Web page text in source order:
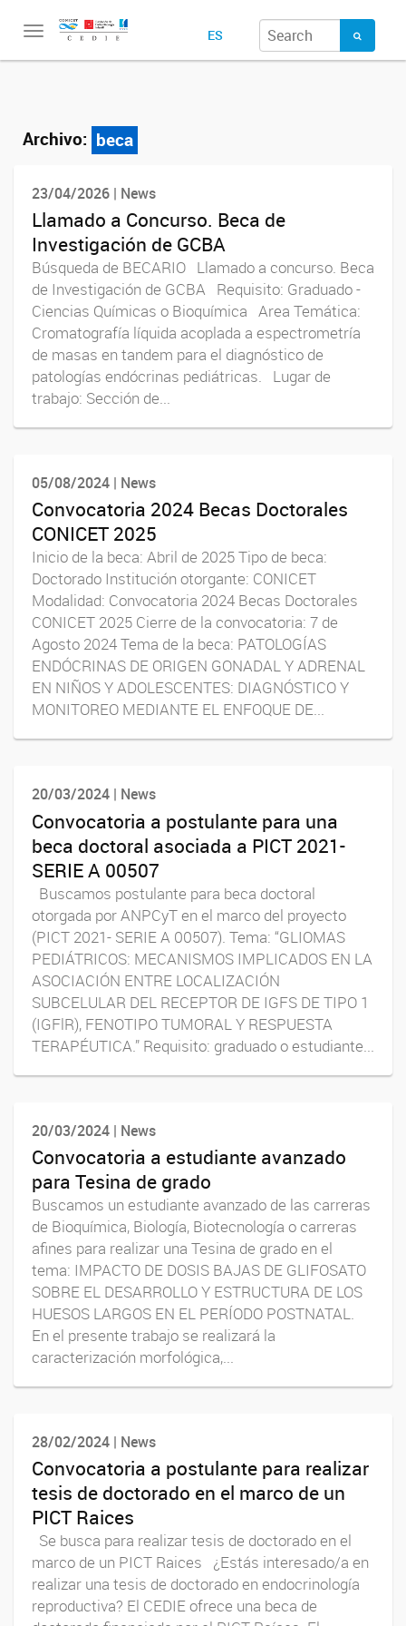
Toggle
ES
Archivo: beca
23/04/2026 | News
Llamado a Concurso. Beca de
Investigación de GCBA
Búsqueda de BECARIO Llamado a concurso. Beca
de Investigación de GCBA Requisito: Graduado -
Ciencias Químicas o Bioquímica Area Temática:
Cromatografía líquida acoplada a espectrometría
de masas en tandem para el diagnóstico de
patologías endócrinas pediátricas. Lugar de
trabajo: Sección de...
05/08/2024 | News
Convocatoria 2024 Becas Doctorales
CONICET 2025
Inicio de la beca: Abril de 2025 Tipo de beca:
Doctorado Institución otorgante: CONICET
Modalidad: Convocatoria 2024 Becas Doctorales
CONICET 2025 Cierre de la convocatoria: 7 de
Agosto 2024 Tema de la beca: PATOLOGÍAS
ENDÓCRINAS DE ORIGEN GONADAL Y ADRENAL
EN NIÑOS Y ADOLESCENTES: DIAGNÓSTICO Y
MONITOREO MEDIANTE EL ENFOQUE DE...
20/03/2024 | News
Convocatoria a postulante para una
beca doctoral asociada a PICT 2021-
SERIE A 00507
Buscamos postulante para beca doctoral
otorgada por ANPCyT en el marco del proyecto
(PICT 2021- SERIE A 00507). Tema: “GLIOMAS
PEDIÁTRICOS: MECANISMOS IMPLICADOS EN LA
ASOCIACIÓN ENTRE LOCALIZACIÓN
SUBCELULAR DEL RECEPTOR DE IGFS DE TIPO 1
(IGFlR), FENOTIPO TUMORAL Y RESPUESTA
TERAPÉUTICA.” Requisito: graduado o estudiante...
20/03/2024 | News
Convocatoria a estudiante avanzado
para Tesina de grado
Buscamos un estudiante avanzado de las carreras
de Bioquímica, Biología, Biotecnología o carreras
afines para realizar una Tesina de grado en el
tema: IMPACTO DE DOSIS BAJAS DE GLIFOSATO
SOBRE EL DESARROLLO Y ESTRUCTURA DE LOS
HUESOS LARGOS EN EL PERÍODO POSTNATAL.
En el presente trabajo se realizará la
caracterización morfológica,...
28/02/2024 | News
Convocatoria a postulante para realizar
tesis de doctorado en el marco de un
PICT Raices
Se busca para realizar tesis de doctorado en el
marco de un PICT Raices ¿Estás interesado/a en
realizar una tesis de doctorado en endocrinología
reproductiva? El CEDIE ofrece una beca de